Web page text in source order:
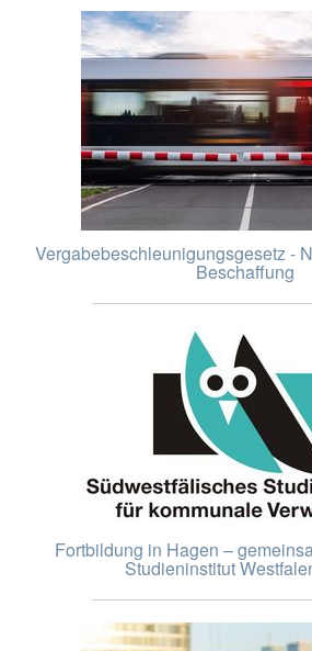
Vergabebeschleunigungsgesetz -
Beschaffung
Fortbildung in Hagen –
Studieninstitut